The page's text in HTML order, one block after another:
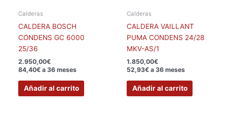
Calderas
CALDERA BOSCH
CONDENS GC 6000
25/36
2.950,00€
84,40€ a 36 meses
Añadir al carrito
Calderas
CALDERA VAILLANT
PUMA CONDENS 24/28
MKV-AS/1
1.850,00€
52,93€ a 36 meses
Añadir al carrito